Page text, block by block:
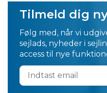
Tilmeld dig
Følg med, når vi
sejlads, nyheder i
access til nye